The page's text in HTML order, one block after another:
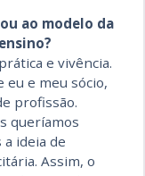
ao modelo da
e vivência.
eu e meu sócio,
profissão.
queríamos
ideia de
Assim, o